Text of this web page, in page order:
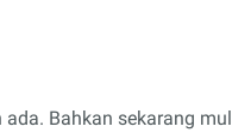
Bahkan sekarang